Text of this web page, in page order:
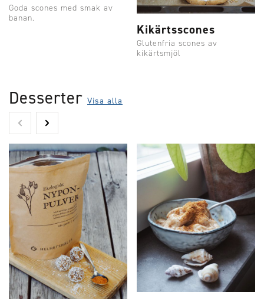
Goda scones med smak av
banan.
Kikärtsscones
Glutenfria scones av
kikärtsmjöl
Desserter Visa alla